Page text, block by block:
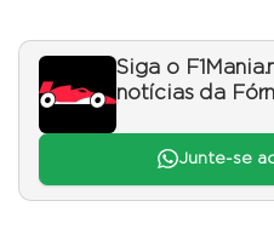
Siga o
notícias da
Junte-se